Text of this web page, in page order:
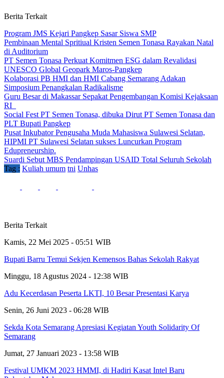
Berita Terkait
Program JMS Kejari Pangkep Sasar Siswa SMP
Pembinaan Mental Spritiual Kristen Semen Tonasa Rayakan Natal
di Auditorium
PT Semen Tonasa Perkuat Komitmen ESG dalam Revalidasi
UNESCO Global Geopark Maros-Pangkep
Kolaborasi PB HMI dan HMI Cabang Semarang Adakan
Simposium Penangkalan Radikalisme
Guru Besar di Makassar Sepakat Pengembangan Komisi Kejaksaan
RI
Social Fest PT Semen Tonasa, dibuka Dirut PT Semen Tonasa dan
PLT Bupati Pangkep
Pusat Inkubator Pengusaha Muda Mahasiswa Sulawesi Selatan,
HIPMI PT Sulawesi Selatan sukses Luncurkan Program
Edupreneurship.
Suardi Sebut MBS Pendampingan USAID Total Seluruh Sekolah
Tag : Kuliah umum tni Unhas
Berita Terkait
Kamis, 22 Mei 2025 - 05:51 WIB
Bupati Barru Temui Sekjen Kemensos Bahas Sekolah Rakyat
Minggu, 18 Agustus 2024 - 12:38 WIB
Adu Kecerdasan Peserta LKTI, 10 Besar Presentasi Karya
Senin, 26 Juni 2023 - 06:28 WIB
Sekda Kota Semarang Apresiasi Kegiatan Youth Solidarity Of
Semarang
Jumat, 27 Januari 2023 - 13:58 WIB
Festival UMKM 2023 HMMI, di Hadiri Kasat Intel Baru